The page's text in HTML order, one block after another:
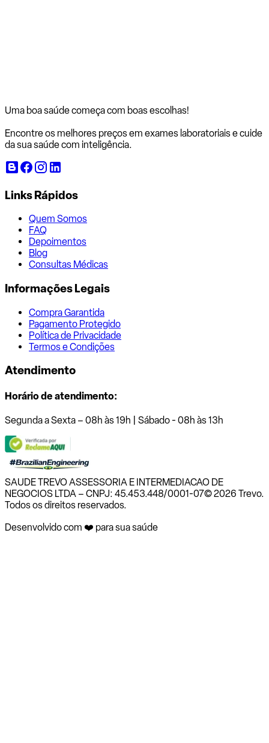
Uma boa saúde começa com boas escolhas!
Encontre os melhores preços em exames laboratoriais e cuide
da sua saúde com inteligência.
Links Rápidos
Quem Somos
FAQ
Depoimentos
Blog
Consultas Médicas
Informações Legais
Compra Garantida
Pagamento Protegido
Política de Privacidade
Termos e Condições
Atendimento
Horário de atendimento:
Segunda a Sexta – 08h às 19h | Sábado - 08h às 13h
SAUDE TREVO ASSESSORIA E INTERMEDIACAO DE
NEGOCIOS LTDA – CNPJ: 45.453.448/0001-07© 2026 Trevo.
Todos os direitos reservados.
Desenvolvido com ❤️ para sua saúde